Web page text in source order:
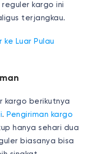
kargo ini
terjangkau.
ke Luar Pulau
kargo berikutnya
. Pengiriman kargo
hanya sehari dua
biasanya bisa